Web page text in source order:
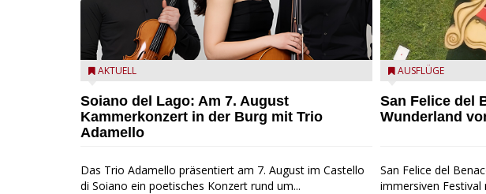
Trio Adamello
AKTUELL
Soiano del Lago: Am 7. August
Kammerkonzert in der Burg mit Trio
Adamello
Das Trio Adamello präsentiert am 7. August im Castello
di Soiano ein poetisches Konzert rund um...
San Felice del
AUSFLÜGE
San Felice del
Wunderland
San Felice del
immersiven Festival